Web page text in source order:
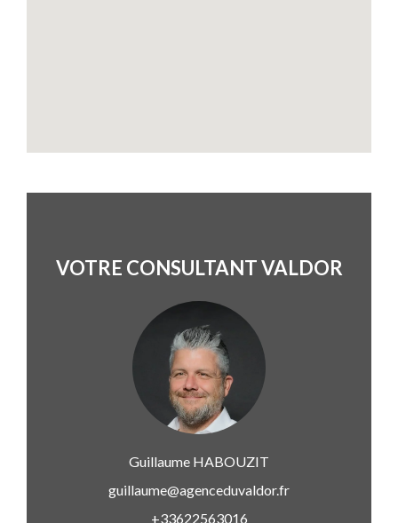
VOTRE CONSULTANT VALDOR
Guillaume HABOUZIT
guillaume@agenceduvaldor.fr
+33622563016